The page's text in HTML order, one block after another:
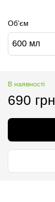
Об'єм
600 мл
В наявності
690 грн